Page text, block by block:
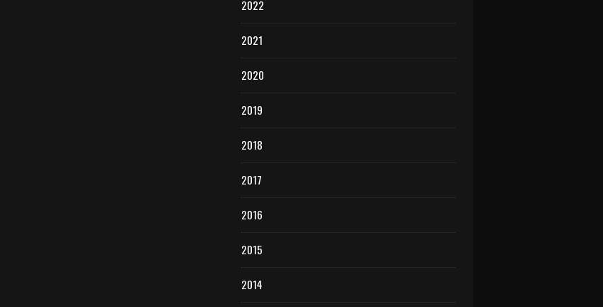
2022
2021
2020
2019
2018
2017
2016
2015
2014